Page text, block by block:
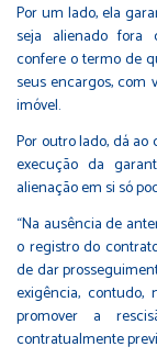
Por um lado, ela
seja alienado fora
confere o termo de
seus encargos, com
imóvel.
Por outro lado, dá
execução da
alienação em si só
“Na ausência de
o registro do
de dar
exigência,
promover a
contratualmente